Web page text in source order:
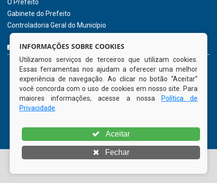
CNPJ: 01.596.018/0001-60
000
Atendimento: 08:00hs às 14:00hs
(81) 98512-1231
gabinete@tamandare.pe.gov.br
Tamandaré - PE
Vice Prefeito
Gabinete do Prefeito
INFORMAÇÕES SOBRE COOKIES
Utilizamos serviços de terceiros que utilizam cookies.
Essas ferramentas nos ajudam a oferecer uma melhor
experiência de navegação. Ao clicar no botão “Aceitar”
você concorda com o uso de cookies em nosso site. Para
maiores informações, acesse a nossa
Política de
Privacidade
Aceitar
Fechar